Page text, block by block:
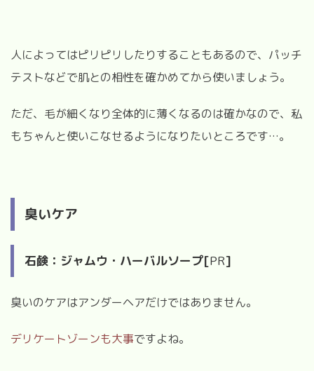
人によってはピリピリしたりすることもあるので、パッチ
テストなどで肌との相性を確かめてから使いましょう。
ただ、毛が細くなり全体的に薄くなるのは確かなので、私
もちゃんと使いこなせるようになりたいところです…。
臭いケア
石鹸：ジャムウ・ハーバルソープ[PR]
臭いのケアはアンダーヘアだけではありません。
デリケートゾーンも大事ですよね。